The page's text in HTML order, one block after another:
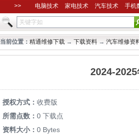
>> 电脑技术 家电技术 汽车技术 手机
当前位置： 精通维修下载 → 下载资料 → 汽车维修资
2024-
授权方式： 收费版
所需点数： 0 下载点
资料大小： 0 Bytes